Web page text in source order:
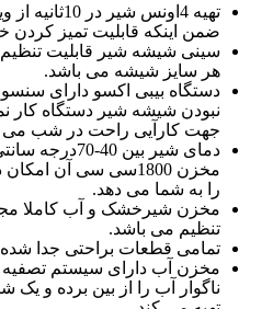
تهیه 4اونس
ضمن اینکه قابلیت تمیز کردن
سینی شیشه شیر قابلیت تنظیم
هر سایز شیشه می باشد.
دستگاه بیبی اکسو دارای
نبودن شیشه شیر دستگاه کار
جهت کارآیی راحت در شب می
دمای شیر بین
مخزن 1800سی سی آن
را به شما می دهد.
مخزن شیرخشک و آب کاملا
تنظیم می باشد.
تمامی قطعات براحتی جدا
مخزن آب دارای سیستم
ناگوار آب را از بین برده و یک